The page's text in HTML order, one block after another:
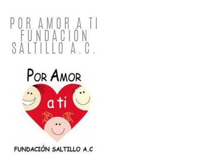
POR AMOR A TI
FUNDACIÓN
SALTILLO A.C.